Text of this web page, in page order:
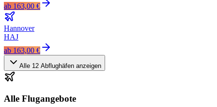
ab 163,00 €
Hannover
HAJ
ab 163,00 €
Alle 12 Abflughäfen anzeigen
Alle Flugangebote